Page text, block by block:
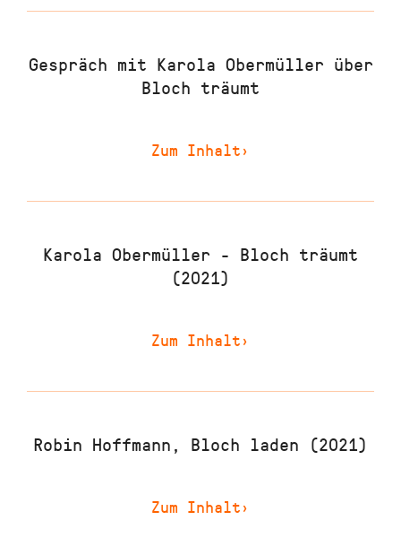
Gespräch mit Karola Obermüller über
Bloch träumt
Zum Inhalt›
Karola Obermüller - Bloch träumt
(2021)
Zum Inhalt›
Robin Hoffmann, Bloch laden (2021)
Zum Inhalt›